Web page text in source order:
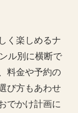
く楽しめるナ
ル別に横断で
料金や予約の
び方もあわせ
でかけ計画に